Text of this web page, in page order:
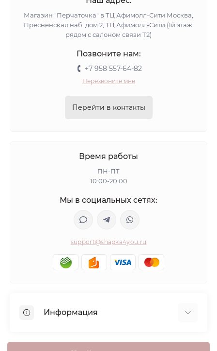
Магазин "Перчаточка" в ТЦ Афимолл-Сити Москва,
Пресненская наб. дом 2, ТЦ Афимолл-Сити (1й этаж,
рядом с салоном связи Т2)
Позвоните нам:
+7 958 557-64-82
Перезвоните мне
Перейти в контакты
Время работы
ПН-ПТ
10:00-20:00
Мы в социальных сетях:
support@shapka4you.ru
Информация